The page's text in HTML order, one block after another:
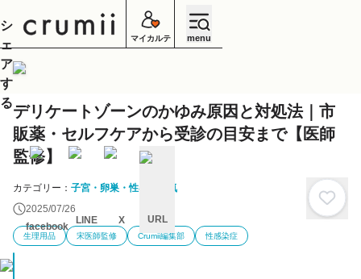
マイカルテ menu
デリケートゾーンのかゆみ原因と対処法｜市
販薬・セルフケアから受診の目安まで【医師
監修】
カテゴリー： 子宮・卵巣・性器の病気
2025/07/26
生理用品 宋医師監修 Crumii編集部 性感染症
シ
ェ
ア
す
る
facebook
LINE X URL
キ
ャ
ン